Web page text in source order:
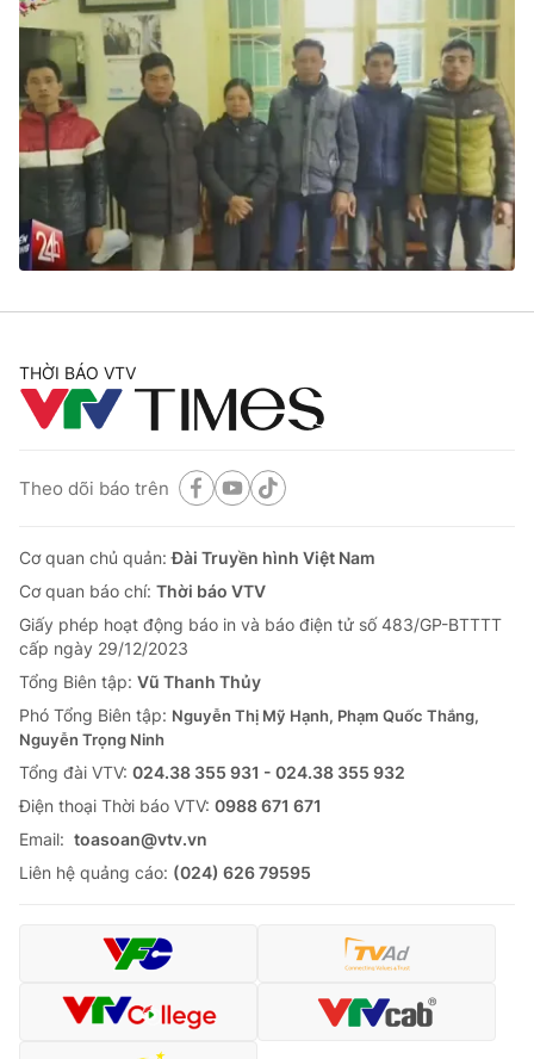
THỜI BÁO VTV
Theo dõi báo trên
Cơ quan chủ quản:Đài Truyền hình Việt Nam
Cơ quan báo chí: Thời báo VTV
Giấy phép hoạt động báo in và báo điện tử số 483/GP-BTTTT
cấp ngày 29/12/2023
Tổng Biên tập: Vũ Thanh Thủy
Phó Tổng Biên tập: Nguyễn Thị Mỹ Hạnh, Phạm Quốc Thắng,
Nguyễn Trọng Ninh
Tổng đài VTV: 024.38 355 931 - 024.38 355 932
Ðiện thoại Thời báo VTV: 0988 671 671
Email: toasoan@vtv.vn
Liên hệ quảng cáo: (024) 626 79595